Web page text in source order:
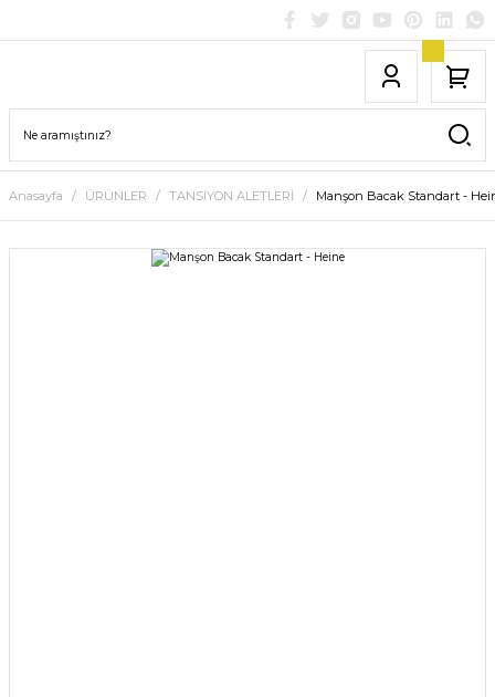
Anasayfa ÜRÜNLER TANSİYON ALETLERİ Manşon Bacak Standart -